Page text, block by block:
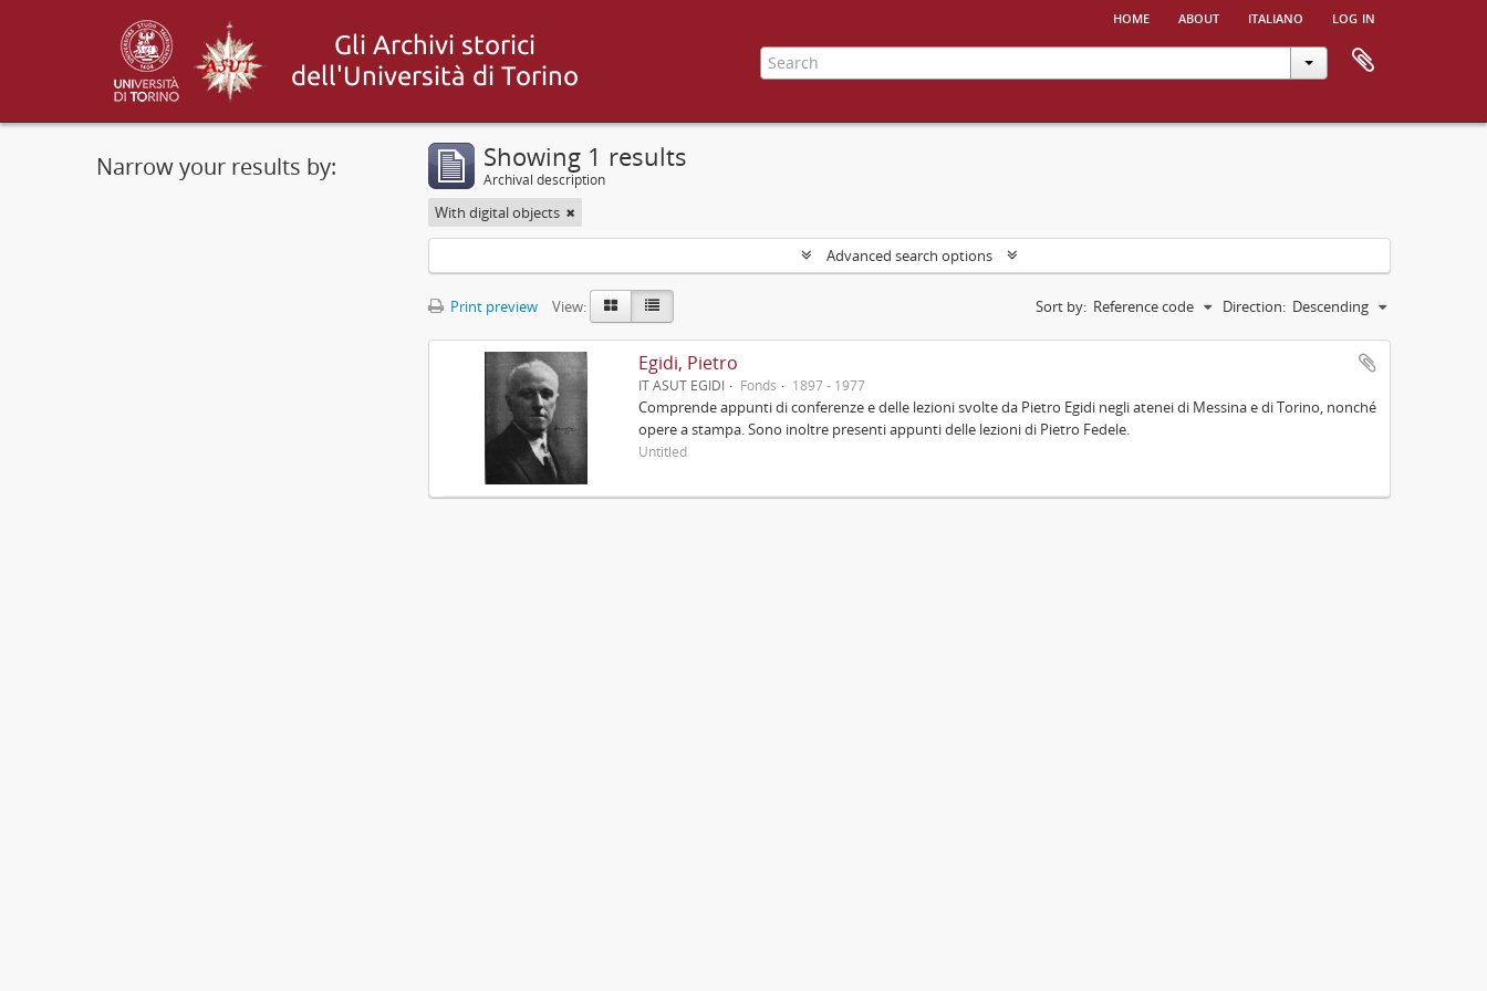
home about italiano log in
Narrow your results by: Showing 1 results
Archival description
With digital objects
Advanced search options
Print preview View: Sort by: Reference code Direction: Descending
Egidi, Pietro
IT ASUT EGIDI Fonds 1897 - 1977
Comprende appunti di conferenze e delle lezioni svolte da Pietro Egidi negli atenei di Messina e di Torino, nonché
opere a stampa. Sono inoltre presenti appunti delle lezioni di Pietro Fedele.
Untitled